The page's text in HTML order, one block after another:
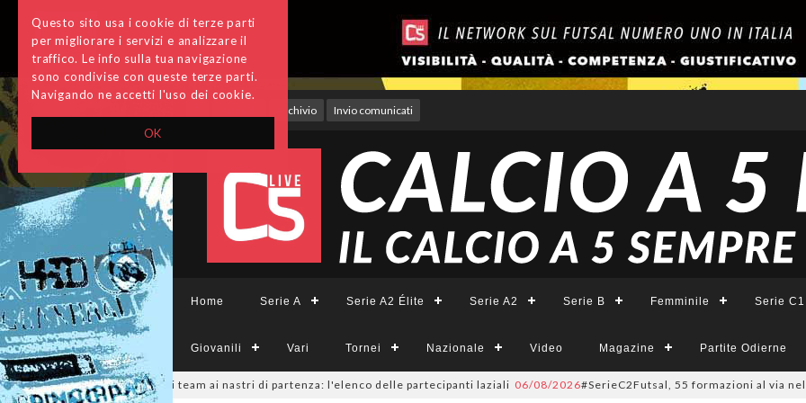
OK
Questo sito usa i cookie di terze parti
per migliorare i servizi e analizzare il
traffico. Le info sulla tua navigazione
sono condivise con queste terze parti.
Navigando ne accetti l'uso dei cookie.
Archivio Invio comunicati
Home Serie A Serie A2 Élite Serie A2 Serie B Femminile Serie C1
Giovanili Vari Tornei Nazionale Video Magazine Partite Odierne
sono 14 i team ai nastri di partenza: l'elenco delle partecipanti laziali 06/08/2026#SerieC2Futsal, 55 formazioni al via nel